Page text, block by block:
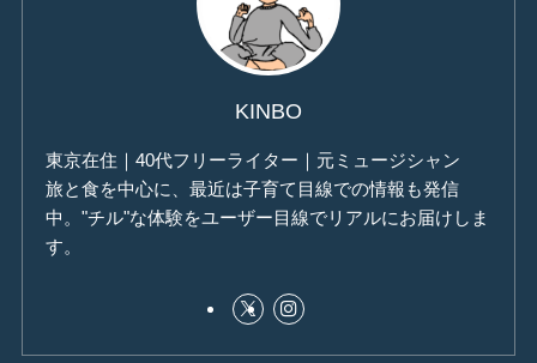
KINBO
東京在住｜40代フリーライター｜元ミュージシャン
旅と食を中心に、最近は子育て目線での情報も発信
中。"チル"な体験をユーザー目線でリアルにお届けしま
す。